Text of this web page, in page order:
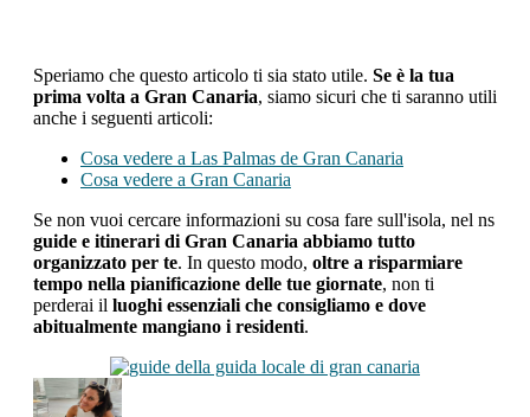
Speriamo che questo articolo ti sia stato utile. Se è la tua
prima volta a Gran Canaria, siamo sicuri che ti saranno utili
anche i seguenti articoli:
Cosa vedere a Las Palmas de Gran Canaria
Cosa vedere a Gran Canaria
Se non vuoi cercare informazioni su cosa fare sull'isola, nel ns
guide e itinerari di Gran Canaria abbiamo tutto
organizzato per te. In questo modo, oltre a risparmiare
tempo nella pianificazione delle tue giornate, non ti
perderai il luoghi essenziali che consigliamo e dove
abitualmente mangiano i residenti.